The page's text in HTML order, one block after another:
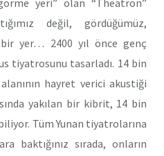
yeri” olan “Theatron”
değil, gördüğümüz,
bir yer… 2400 yıl önce genç
tiyatrosunu tasarladı. 14 bin
hayret verici akustiği
yakılan bir kibrit, 14 bin
Tüm Yunan tiyatrolarına
baktığınız sırada, onların